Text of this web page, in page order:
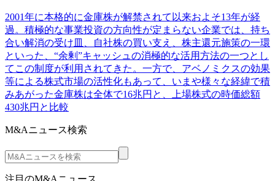
2001年に本格的に金庫株が解禁されて以来およそ13年が経
過。積極的な事業投資の方向性が定まらない企業では、持ち
合い解消の受け皿、自社株の買い支え、株主還元施策の一環
といった、“余剰”キャッシュの消極的な活用方法の一つとし
てこの制度が利用されてきた。一方で、アベノミクスの効果
等による株式市場の活性化もあって、いまや様々な経緯で積
みあがった金庫株は全体で16兆円と、上場株式の時価総額
430兆円と比較
M&Aニュース検索